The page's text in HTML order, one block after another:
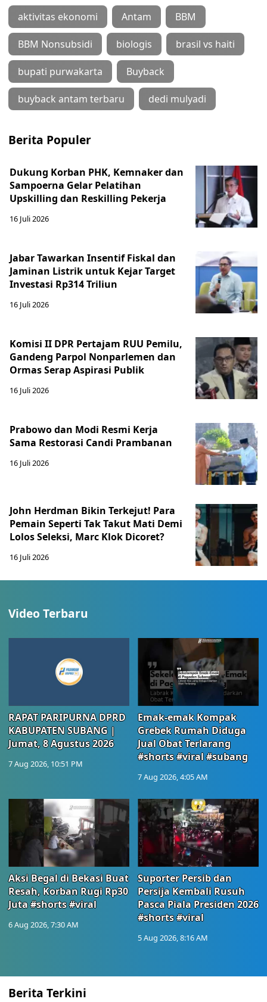
aktivitas ekonomi Antam BBM
BBM Nonsubsidi biologis brasil vs haiti
bupati purwakarta Buyback
buyback antam terbaru dedi mulyadi
Berita Populer
Dukung Korban PHK, Kemnaker dan
Sampoerna Gelar Pelatihan
Upskilling dan Reskilling Pekerja
16 Juli 2026
Jabar Tawarkan Insentif Fiskal dan
Jaminan Listrik untuk Kejar Target
Investasi Rp314 Triliun
16 Juli 2026
Komisi II DPR Pertajam RUU Pemilu,
Gandeng Parpol Nonparlemen dan
Ormas Serap Aspirasi Publik
16 Juli 2026
Prabowo dan Modi Resmi Kerja
Sama Restorasi Candi Prambanan
16 Juli 2026
John Herdman Bikin Terkejut! Para
Pemain Seperti Tak Takut Mati Demi
Lolos Seleksi, Marc Klok Dicoret?
16 Juli 2026
Video Terbaru
RAPAT PARIPURNA DPRD
KABUPATEN SUBANG |
Jumat, 8 Agustus 2026
7 Aug 2026, 10:51 PM
Emak-emak Kompak
Grebek Rumah Diduga
Jual Obat Terlarang
#shorts #viral #subang
7 Aug 2026, 4:05 AM
Aksi Begal di Bekasi Buat
Resah, Korban Rugi Rp30
Juta #shorts #viral
6 Aug 2026, 7:30 AM
Suporter Persib dan
Persija Kembali Rusuh
Pasca Piala Presiden 2026
#shorts #viral
5 Aug 2026, 8:16 AM
Berita Terkini